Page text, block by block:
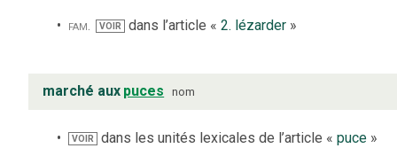
fam. VOIR dans l’article « 2. lézarder»
marché aux puces nom
VOIR dans les unités lexicales de l’article «puce »